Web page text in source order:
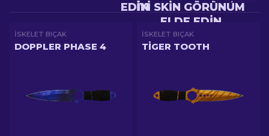
IYI SKIN GÖRÜNÜM
ELDE EDIN
EDIN
İSKELET BIÇAK
DOPPLER PHASE 4
İSKELET BIÇAK
TIGER TOOTH